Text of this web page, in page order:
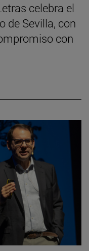
celebra el
de Sevilla, con
con